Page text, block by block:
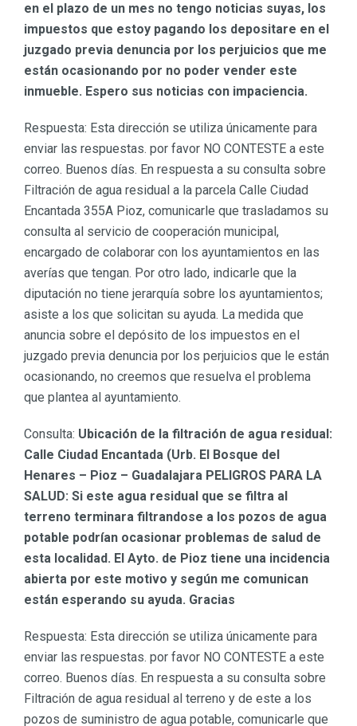
en el plazo de un mes no tengo noticias suyas, los
impuestos que estoy pagando los depositare en el
juzgado previa denuncia por los perjuicios que me
están ocasionando por no poder vender este
inmueble. Espero sus noticias con impaciencia.
Respuesta: Esta dirección se utiliza únicamente para
enviar las respuestas. por favor NO CONTESTE a este
correo. Buenos días. En respuesta a su consulta sobre
Filtración de agua residual a la parcela Calle Ciudad
Encantada 355A Pioz, comunicarle que trasladamos su
consulta al servicio de cooperación municipal,
encargado de colaborar con los ayuntamientos en las
averías que tengan. Por otro lado, indicarle que la
diputación no tiene jerarquía sobre los ayuntamientos;
asiste a los que solicitan su ayuda. La medida que
anuncia sobre el depósito de los impuestos en el
juzgado previa denuncia por los perjuicios que le están
ocasionando, no creemos que resuelva el problema
que plantea al ayuntamiento.
Consulta: Ubicación de la filtración de agua residual:
Calle Ciudad Encantada (Urb. El Bosque del
Henares – Pioz – Guadalajara PELIGROS PARA LA
SALUD: Si este agua residual que se filtra al
terreno terminara filtrandose a los pozos de agua
potable podrían ocasionar problemas de salud de
esta localidad. El Ayto. de Pioz tiene una incidencia
abierta por este motivo y según me comunican
están esperando su ayuda. Gracias
Respuesta: Esta dirección se utiliza únicamente para
enviar las respuestas. por favor NO CONTESTE a este
correo. Buenos días. En respuesta a su consulta sobre
Filtración de agua residual al terreno y de este a los
pozos de suministro de agua potable, comunicarle que